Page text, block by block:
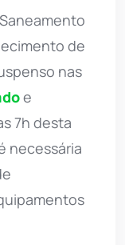
de
nas
e
7h desta
necessária